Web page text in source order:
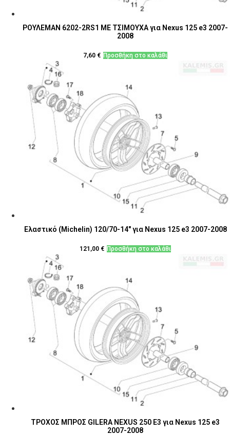
ΡΟΥΛΕΜΑΝ 6202-2RS1 ΜΕ ΤΣΙΜΟΥΧΑ για Nexus 125 e3 2007-
2008
7,60 € Προσθήκη στο καλάθι
Ελαστικό (Michelin) 120/70-14" για Nexus 125 e3 2007-2008
121,00 € Προσθήκη στο καλάθι
ΤΡΟΧΟΣ ΜΠΡΟΣ GILERA NEXUS 250 E3 για Nexus 125 e3
2007-2008